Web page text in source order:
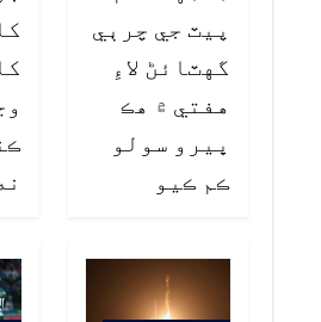
پيٽ جي چرٻي
گهٽائڻ لاءِ
هفتي ۾ هڪ
ڀيرو سولو
ڪم ڪيو